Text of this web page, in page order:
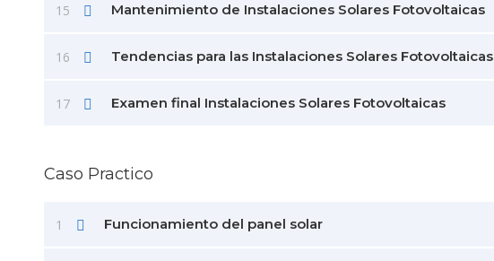
15 Mantenimiento de Instalaciones Solares Fotovoltaicas
16 Tendencias para las Instalaciones Solares Fotovoltaicas
17 Examen final Instalaciones Solares Fotovoltaicas
Caso Practico
1 Funcionamiento del panel solar